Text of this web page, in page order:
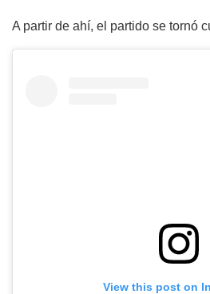
A partir de ahí, el partido se tornó
View this post on